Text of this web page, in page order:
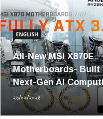
ENGLISH
All-New MSI X870E
Motherboards- Built
Next-Gen AI
২৬/০৯/২০২৪